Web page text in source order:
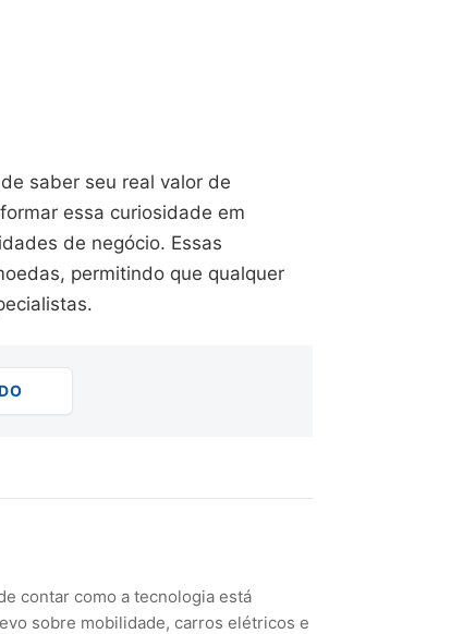
saber seu real valor de
essa curiosidade em
de negócio. Essas
permitindo que qualquer
contar como a tecnologia está
sobre mobilidade, carros elétricos e